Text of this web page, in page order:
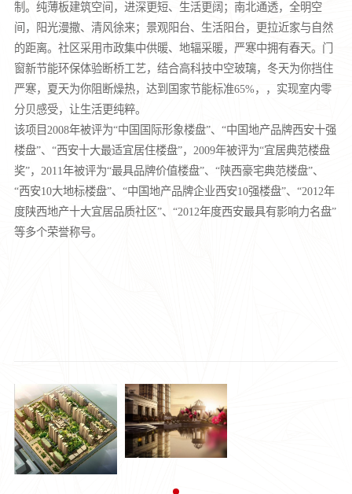
制。纯薄板建筑空间，进深更短、生活更阔；南北通透，全明空
间，阳光漫撒、清风徐来；景观阳台、生活阳台，更拉近家与自然
的距离。社区采用市政集中供暖、地辐采暖，严寒中拥有春天。门
窗新节能环保体验断桥工艺，结合高科技中空玻璃，冬天为你挡住
严寒，夏天为你阻断燥热，达到国家节能标准65%，，实现室内零
分贝感受，让生活更纯粹。
该项目2008年被评为“中国国际形象楼盘”、“中国地产品牌西安十强
楼盘”、“西安十大最适宜居住楼盘”，2009年被评为“宜居典范楼盘
奖”，2011年被评为“最具品牌价值楼盘”、“陕西豪宅典范楼盘”、
“西安10大地标楼盘”、“中国地产品牌企业西安10强楼盘”、“2012年
度陕西地产十大宜居品质社区”、“2012年度西安最具有影响力名盘”
等多个荣誉称号。